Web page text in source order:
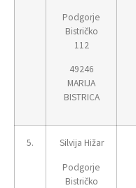
Podgorje
Bistričko
112
49246
MARIJA
BISTRICA
5. Silvija Hižar
Podgorje
Bistričko